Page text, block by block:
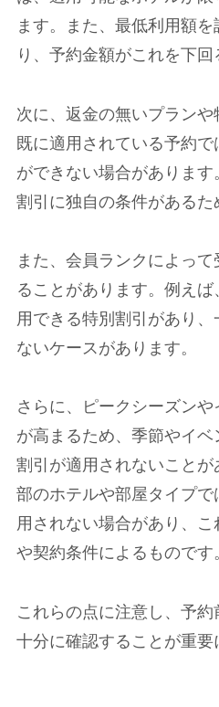
ます。また、最低利用額
り、予約金額がこれを下回
次に、返金の無いプラン
既に適用されている予約
ができない場合がありま
割引に独自の条件があるた
また、会員ランクによっ
ることがあります。例えば
用できる特別割引があり
ないケースがあります。
さらに、ピークシーズン
が高まるため、季節やイ
割引が適用されないこと
部のホテルや部屋タイプ
用されない場合があり、
や契約条件によるものです
これらの点に注意し、予
十分に確認することが重要